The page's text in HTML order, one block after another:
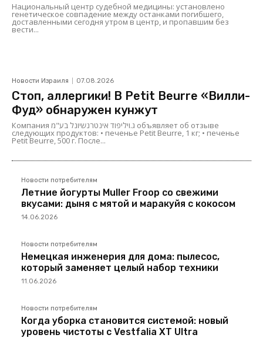
Национальный центр судебной медицины: установлено
генетическое совпадение между останками погибшего,
доставленными сегодня утром в центр, и пропавшим без
вести...
Новости Израиля 07.08.2026
Стоп, аллергики! В Petit Beurre «Вилли-
Фуд» обнаружен кунжут
Компания ג.ויליפוד אינטרנשיונל בע"מ объявляет об отзыве
следующих продуктов: • печенье Petit Beurre, 1 кг; • печенье
Petit Beurre, 500 г. После...
Новости потребителям
Летние йогурты Muller Froop со свежими
вкусами: дыня с мятой и маракуйя с кокосом
14.06.2026
Новости потребителям
Немецкая инженерия для дома: пылесос,
который заменяет целый набор техники
11.06.2026
Новости потребителям
Когда уборка становится системой: новый
уровень чистоты с Vestfalia XT Ultra